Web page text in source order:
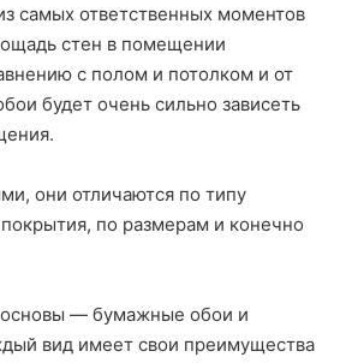
самых ответственных моментов
стен в помещении
с полом и потолком и от
будет очень сильно зависеть
они отличаются по типу
по размерам и конечно
— бумажные обои и
вид имеет свои преимущества